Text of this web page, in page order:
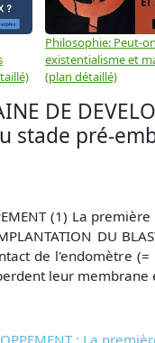
Philosophie: Peut-
existentialisme et
(plan détaillé)
DE
stade pré-
(1) La
DU
de l'endomètre
leur membrane
: La